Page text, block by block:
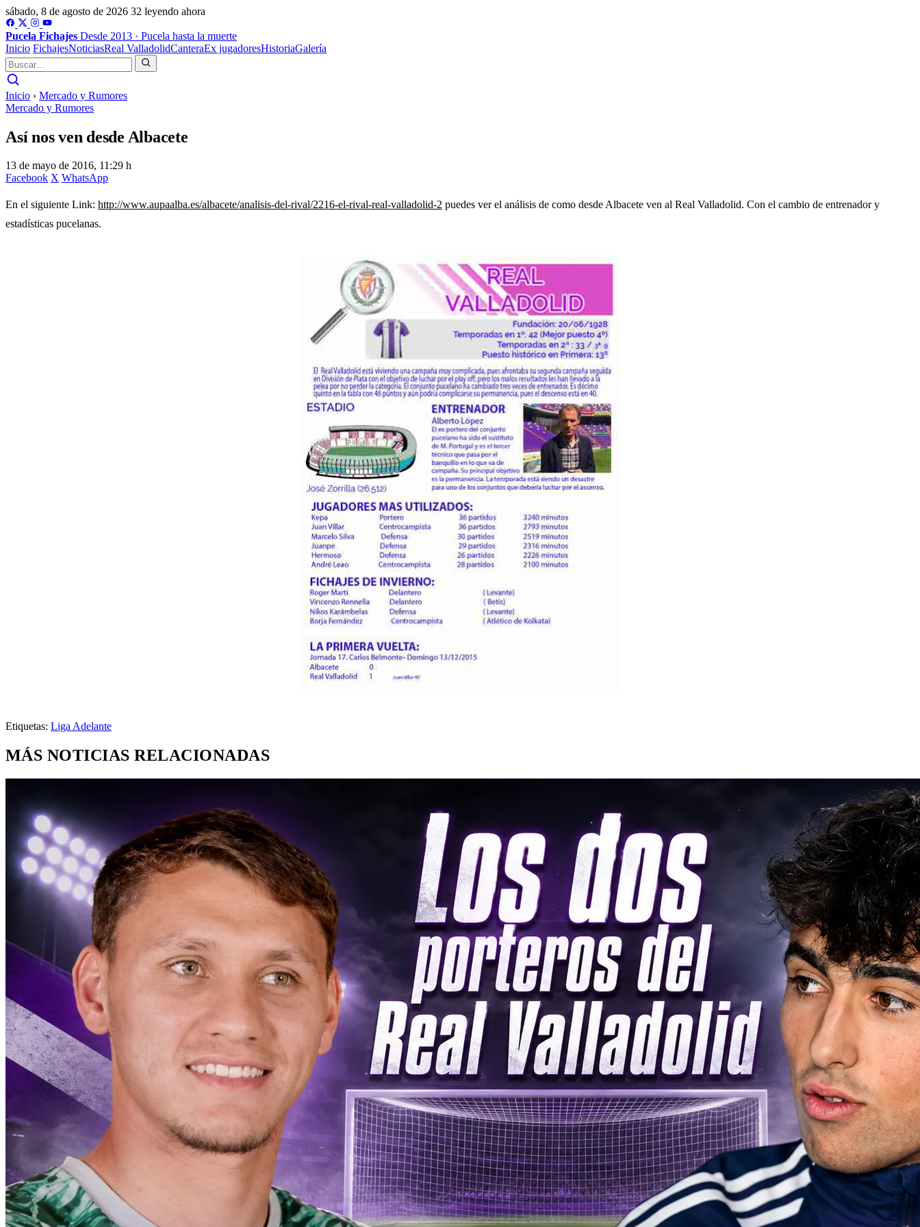
sábado, 8 de agosto de 2026 32 leyendo ahora
Pucela Fichajes Desde 2013 · Pucela hasta la muerte
Inicio FichajesNoticiasReal ValladolidCanteraEx jugadoresHistoriaGalería
Inicio › Mercado y Rumores
Mercado y Rumores
Así nos ven desde Albacete
13 de mayo de 2016, 11:29 h
Facebook X WhatsApp
En el siguiente Link: http://www.aupaalba.es/albacete/analisis-del-rival/2216-el-rival-real-valladolid-2 puedes ver el análisis de como desde Albacete ven al Real Valladolid. Con el cambio de entrenador y
estadísticas pucelanas.
Etiquetas: Liga Adelante
MÁS NOTICIAS RELACIONADAS